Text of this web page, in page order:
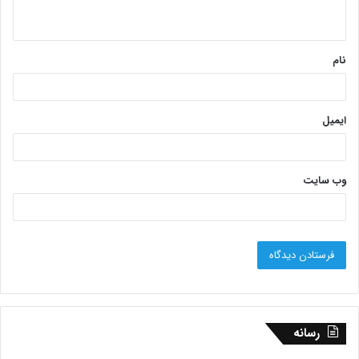
نام
ایمیل
وب‌ سایت
رسانه